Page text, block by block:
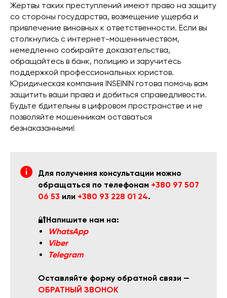
Жертвы таких преступлений имеют право на защиту
со стороны государства, возмещение ущерба и
привлечение виновных к ответственности. Если вы
столкнулись с интернет-мошенничеством,
немедленно собирайте доказательства,
обращайтесь в банк, полицию и заручитесь
поддержкой профессиональных юристов.
Юридическая компания INSEININ готова помочь вам
защитить ваши права и добиться справедливости.
Будьте бдительны в цифровом пространстве и не
позволяйте мошенникам оставаться
безнаказанными!
Для получения консультации можно
обращаться по телефонам +380 97 507
06 53 или +380 93 228 01 24.
🔐Напишите нам на:
WhatsApp
Viber
Telegram
Оставляйте форму обратной связи —
ОБРАТНЫЙ ЗВОНОК